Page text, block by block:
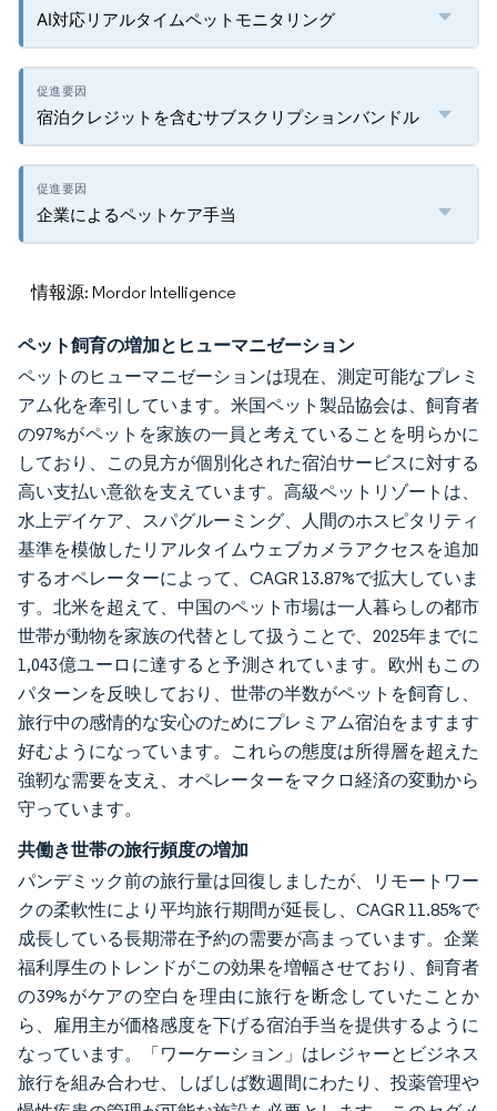
AI対応リアルタイムペットモニタリング
宿泊クレジットを含むサブスクリプションバンドル
企業によるペットケア手当
情報源: Mordor Intelligence
ペット飼育の増加とヒューマニゼーション
ペットのヒューマニゼーションは現在、測定可能なプレミ
アム化を牽引しています。米国ペット製品協会は、飼育者
の97%がペットを家族の一員と考えていることを明らかに
しており、この見方が個別化された宿泊サービスに対する
高い支払い意欲を支えています。高級ペットリゾートは、
水上デイケア、スパグルーミング、人間のホスピタリティ
基準を模倣したリアルタイムウェブカメラアクセスを追加
するオペレーターによって、CAGR 13.87%で拡大していま
す。北米を超えて、中国のペット市場は一人暮らしの都市
世帯が動物を家族の代替として扱うことで、2025年までに
1,043億ユーロに達すると予測されています。欧州もこの
パターンを反映しており、世帯の半数がペットを飼育し、
旅行中の感情的な安心のためにプレミアム宿泊をますます
好むようになっています。これらの態度は所得層を超えた
強靭な需要を支え、オペレーターをマクロ経済の変動から
守っています。
共働き世帯の旅行頻度の増加
パンデミック前の旅行量は回復しましたが、リモートワー
クの柔軟性により平均旅行期間が延長し、CAGR 11.85%で
成長している長期滞在予約の需要が高まっています。企業
福利厚生のトレンドがこの効果を増幅させており、飼育者
の39%がケアの空白を理由に旅行を断念していたことか
ら、雇用主が価格感度を下げる宿泊手当を提供するように
なっています。「ワーケーション」はレジャーとビジネス
旅行を組み合わせ、しばしば数週間にわたり、投薬管理や